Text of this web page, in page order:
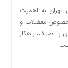
تهران به اهمیت
خصوص معضلات و
اصناف، راهکار